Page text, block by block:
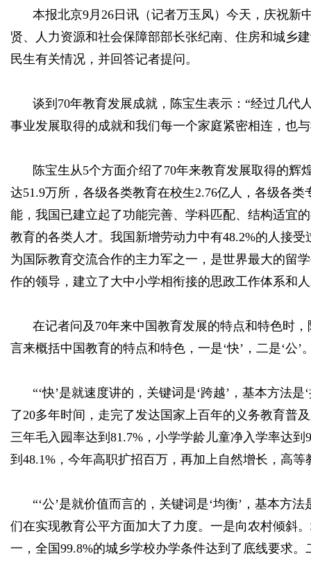
本报北京9月26日讯（记者万玉凤）今天，庆祝新
贤、人力资源和社会保障部部长张纪南、住房和城乡
民生有关情况，并回答记者提问。
谈到70年教育发展成就，陈宝生表示：“经过几
事业发展取得的成就和我们每一个家庭紧密相连，也
陈宝生从5个方面介绍了70年来教育发展取得的
达51.9万所，各级各类教育在校生2.76亿人，各级各
能，我国已建立起了功能完善、学科匹配、结构适宜
教育的各类人才。我国新增劳动力中有48.2%的人接
为国际教育交流合作的主力军之一，是世界最大的留
作的领导，建立了大中小学相衔接的思政工作体系和
在记者问及70年来中国教育发展的特点和特色时
言来概括中国教育的特点和特色，一是‘快’，二是‘公’
“‘快’是就速度讲的，关键词是‘跨越’，基本方法
了20多年时间，走完了发达国家上百年的义务教育普
三年毛入园率达到81.7%，小学学龄儿童净入学率达
到48.1%，今年高职扩招百万，再加上自然增长，高
“‘公’是就价值而言的，关键词是‘均衡’，基本方
们在实现教育公平方面加大了力度。一是向农村倾斜
一，全国99.8%的城乡学校办学条件达到了底线要求